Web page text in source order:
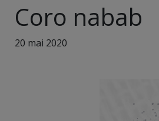
Coro nabab
20 mai 2020